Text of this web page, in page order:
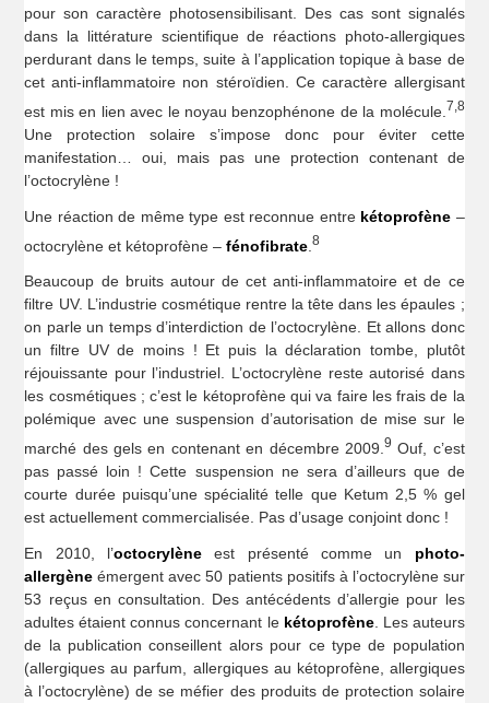
pour son caractère photosensibilisant. Des cas sont signalés
dans la littérature scientifique de réactions photo-allergiques
perdurant dans le temps, suite à l’application topique à base de
cet anti-inflammatoire non stéroïdien. Ce caractère allergisant
est mis en lien avec le noyau benzophénone de la molécule. 7,8
Une protection solaire s’impose donc pour éviter cette
manifestation… oui, mais pas une protection contenant de
l’octocrylène !
Une réaction de même type est reconnue entre kétoprofène –
octocrylène et kétoprofène –fénofibrate .8
Beaucoup de bruits autour de cet anti-inflammatoire et de ce
filtre UV. L’industrie cosmétique rentre la tête dans les épaules ;
on parle un temps d’interdiction de l’octocrylène. Et allons donc
un filtre UV de moins ! Et puis la déclaration tombe, plutôt
réjouissante pour l’industriel. L’octocrylène reste autorisé dans
les cosmétiques ; c’est le kétoprofène qui va faire les frais de la
polémique avec une suspension d’autorisation de mise sur le
marché des gels en contenant en décembre 2009. 9 Ouf, c’est
pas passé loin ! Cette suspension ne sera d’ailleurs que de
courte durée puisqu’une spécialité telle que Ketum 2,5 % gel
est actuellement commercialisée. Pas d’usage conjoint donc !
En 2010, l’octocrylène est présenté comme un photo-
allergène émergent avec 50 patients positifs à l’octocrylène sur
53 reçus en consultation. Des antécédents d’allergie pour les
adultes étaient connus concernant le kétoprofène. Les auteurs
de la publication conseillent alors pour ce type de population
(allergiques au parfum, allergiques au kétoprofène, allergiques
à l’octocrylène) de se méfier des produits de protection solaire